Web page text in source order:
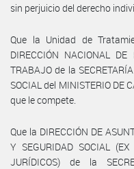
sin perjuicio del derecho
Que la Unidad de
DIRECCIÓN NACIONAL DE
TRABAJO de la
SOCIAL del MINISTERIO DE
que le compete.
Que la DIRECCIÓN DE
Y SEGURIDAD SOCIAL
JURÍDICOS) de la